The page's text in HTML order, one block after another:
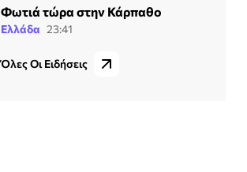
Φωτιά τώρα στην Κάρπαθο
Ελλάδα 23:41
Όλες Οι Ειδήσεις